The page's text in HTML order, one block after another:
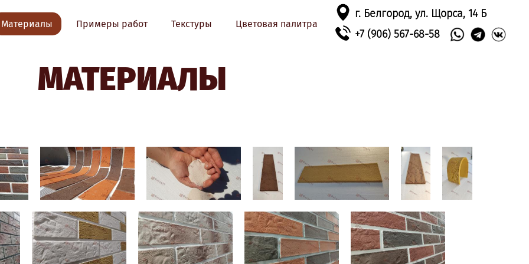
Материалы Примеры работ Текстуры Цветовая палитра
г. Белгород, ул. Щорса, 14 Б
+7 (906) 567-68-58
МАТЕРИАЛЫ